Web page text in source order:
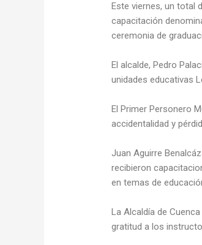
Este viernes, un total
capacitación
ceremonia de
El alcalde, Pedro
unidades educativas
El Primer Personero
accidentalidad y
Juan Aguirre
recibieron
en temas de
La Alcaldía de
gratitud a los